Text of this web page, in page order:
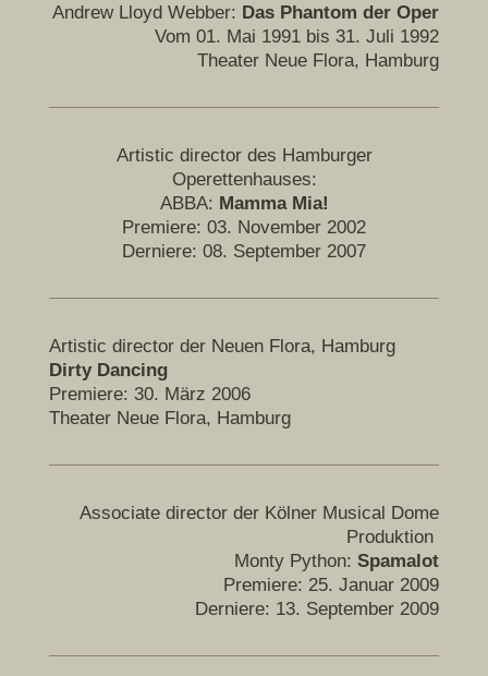
Andrew Lloyd Webber: Das Phantom der Oper
Vom 01. Mai 1991 bis 31. Juli 1992
Theater Neue Flora, Hamburg
Artistic director des Hamburger
Operettenhauses:
ABBA: Mamma Mia!
Premiere: 03. November 2002
Derniere: 08. September 2007
Artistic director der Neuen Flora, Hamburg
Dirty Dancing
Premiere: 30. März 2006
Theater Neue Flora, Hamburg
Associate director der Kölner Musical Dome
Produktion
Monty Python: Spamalot
Premiere: 25. Januar 2009
Derniere: 13. September 2009